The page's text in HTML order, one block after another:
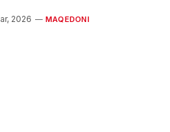
2026 MAQEDONI